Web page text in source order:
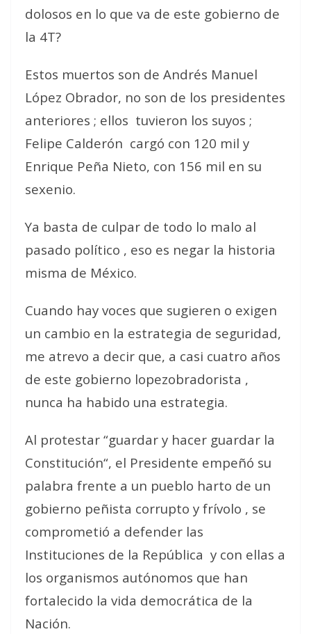
dolosos en lo que va de este gobierno de
la 4T?
Estos muertos son de Andrés Manuel
López Obrador, no son de los presidentes
anteriores ; ellos tuvieron los suyos ;
Felipe Calderón cargó con 120 mil y
Enrique Peña Nieto, con 156 mil en su
sexenio.
Ya basta de culpar de todo lo malo al
pasado político , eso es negar la historia
misma de México.
Cuando hay voces que sugieren o exigen
un cambio en la estrategia de seguridad,
me atrevo a decir que, a casi cuatro años
de este gobierno lopezobradorista ,
nunca ha habido una estrategia.
Al protestar “guardar y hacer guardar la
Constitución“, el Presidente empeñó su
palabra frente a un pueblo harto de un
gobierno peñista corrupto y frívolo , se
comprometió a defender las
Instituciones de la República y con ellas a
los organismos autónomos que han
fortalecido la vida democrática de la
Nación.